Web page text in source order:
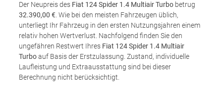
Der Neupreis des Fiat 124 Spider 1.4 Multiair Turbo betrug
32.390,00 € . Wie bei den meisten Fahrzeugen üblich,
unterliegt Ihr Fahrzeug in den ersten Nutzungsjahren einem
relativ hohen Wertverlust. Nachfolgend finden Sie den
ungefähren Restwert Ihres Fiat 124 Spider 1.4 Multiair
Turboauf Basis der Erstzulassung. Zustand, individuelle
Laufleistung und Extraausstattung sind bei dieser
Berechnung nicht berücksichtigt.